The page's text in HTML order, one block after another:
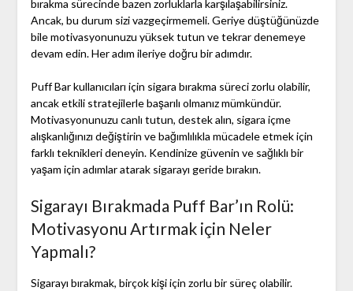
bırakma sürecinde bazen zorluklarla karşılaşabilirsiniz.
Ancak, bu durum sizi vazgeçirmemeli. Geriye düştüğünüzde
bile motivasyonunuzu yüksek tutun ve tekrar denemeye
devam edin. Her adım ileriye doğru bir adımdır.
Puff Bar kullanıcıları için sigara bırakma süreci zorlu olabilir,
ancak etkili stratejilerle başarılı olmanız mümkündür.
Motivasyonunuzu canlı tutun, destek alın, sigara içme
alışkanlığınızı değiştirin ve bağımlılıkla mücadele etmek için
farklı teknikleri deneyin. Kendinize güvenin ve sağlıklı bir
yaşam için adımlar atarak sigarayı geride bırakın.
Sigarayı Bırakmada Puff Bar’ın Rolü:
Motivasyonu Artırmak için Neler
Yapmalı?
Sigarayı bırakmak, birçok kişi için zorlu bir süreç olabilir.